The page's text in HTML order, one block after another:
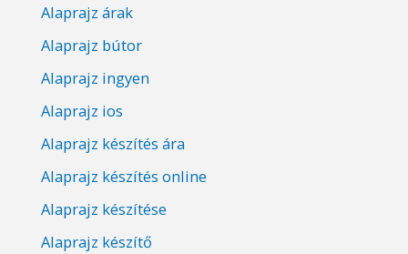
Alaprajz árak
Alaprajz bútor
Alaprajz ingyen
Alaprajz ios
Alaprajz készítés ára
Alaprajz készítés online
Alaprajz készítése
Alaprajz készítő